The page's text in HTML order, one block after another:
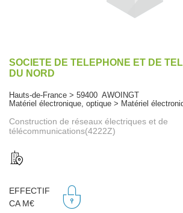
SOCIETE DE TELEPHONE ET DE
DU NORD
Hauts-de-France > 59400 AWOINGT
Matériel électronique, optique > Matériel
Construction de réseaux électriques et de
télécommunications(4222Z)
EFFECTIF
CA M€